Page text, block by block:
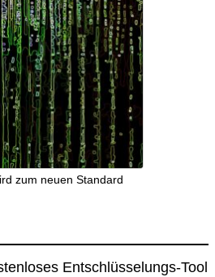
zum neuen Standard
Entschlüsselungs-Tool